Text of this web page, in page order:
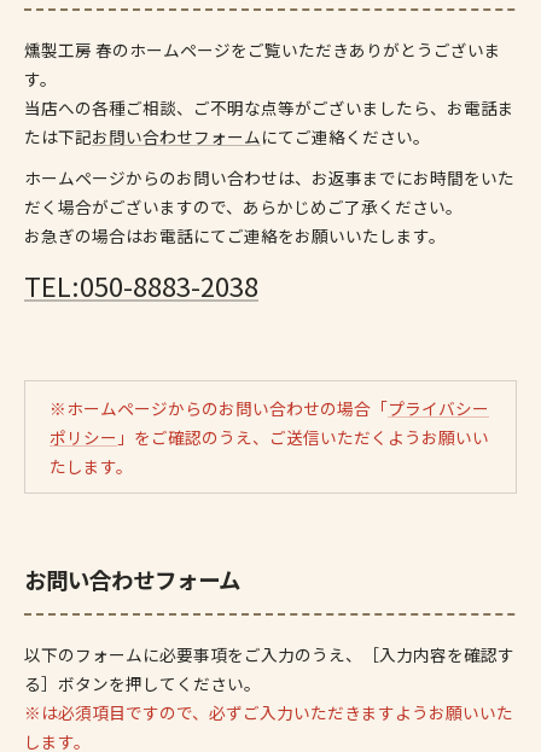
燻製工房 春のホームページをご覧いただきありがとうございま
す。
当店への各種ご相談、ご不明な点等がございましたら、お電話ま
たは下記お問い合わせフォームにてご連絡ください。
ホームページからのお問い合わせは、お返事までにお時間をいた
だく場合がございますので、あらかじめご了承ください。
お急ぎの場合はお電話にてご連絡をお願いいたします。
TEL:050-8883-2038
※ホームページからのお問い合わせの場合「プライバシー
ポリシー 」をご確認のうえ、ご送信いただくようお願いい
たします。
お問い合わせフォーム
以下のフォームに必要事項をご入力のうえ、［入力内容を確認す
る］ボタンを押してください。
※は必須項目ですので、必ずご入力いただきますようお願いいた
します。